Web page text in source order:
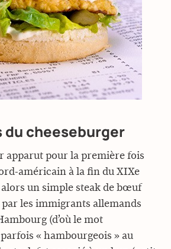
du cheeseburger
apparut pour la première fois
américain à la fin du XIXe
un simple steak de bœuf
les immigrants allemands
(d’où le mot
« hambourgeois » au